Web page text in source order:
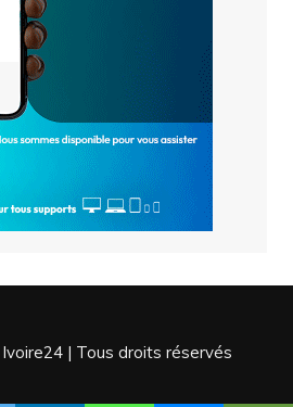
| Tous droits réservés